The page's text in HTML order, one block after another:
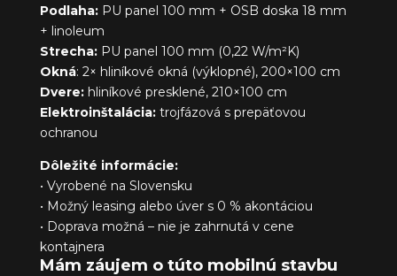
Podlaha:PU panel 100 mm + OSB doska 18 mm
+ linoleum
Strecha:PU panel 100 mm (0,22 W/m²K)
Okná: 2× hliníkové okná (výklopné), 200×100 cm
Dvere:hliníkové presklené, 210×100 cm
Elektroinštalácia:trojfázová s prepäťovou
ochranou
Dôležité informácie:
• Vyrobené na Slovensku
• Možný leasing alebo úver s 0 % akontáciou
• Doprava možná – nie je zahrnutá v cene
kontajnera
Mám záujem o túto mobilnú stavbu